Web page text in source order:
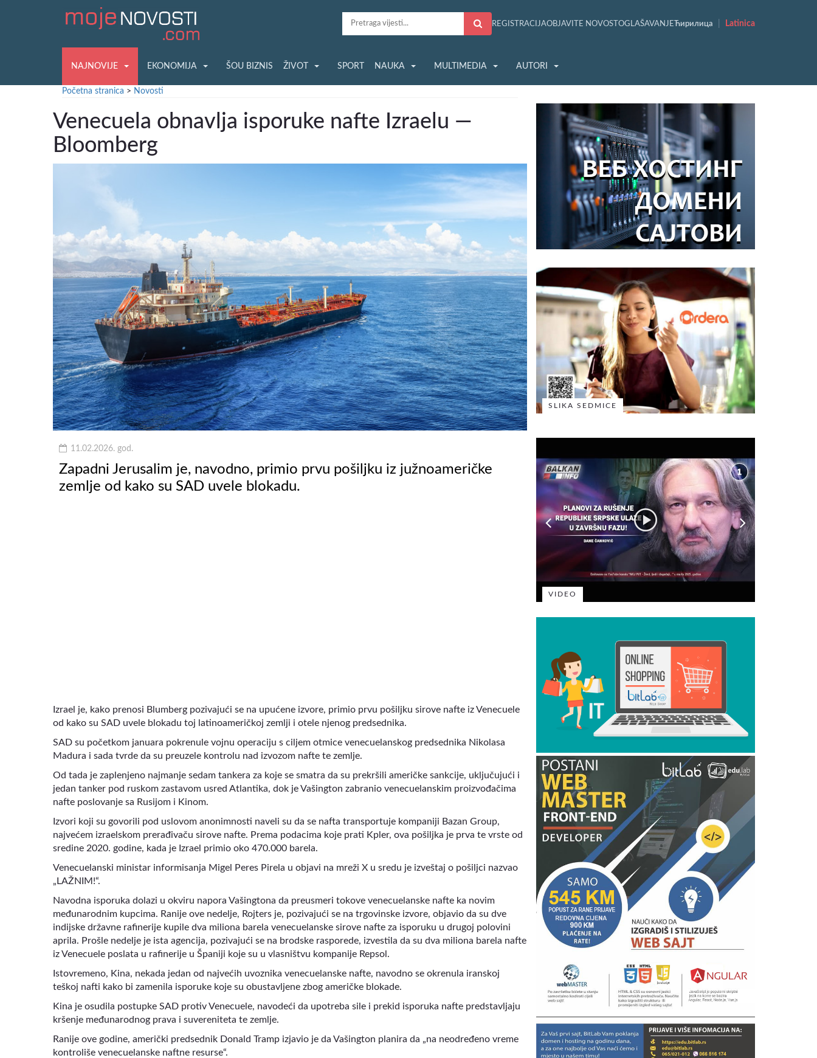
REGISTRACIJAOBJAVITE NOVOST OGLAŠAVANJE Ћирилица Latinica
NAJNOVIJE EKONOMIJA ŠOU BIZNIS ŽIVOT SPORT NAUKA MULTIMEDIA AUTORI
Početna stranica > Novosti
Venecuela obnavlja isporuke nafte Izraelu —
Bloomberg
11.02.2026. god.
Zapadni Jerusalim je, navodno, primio prvu pošiljku iz južnoameričke
zemlje od kako su SAD uvele blokadu.
Izrael je, kako prenosi Blumberg pozivajući se na upućene izvore, primio prvu pošiljku sirove nafte iz Venecuele
od kako su SAD uvele blokadu toj latinoameričkoj zemlji i otele njenog predsednika.
SAD su početkom januara pokrenule vojnu operaciju s ciljem otmice venecuelanskog predsednika Nikolasa
Madura i sada tvrde da su preuzele kontrolu nad izvozom nafte te zemlje.
Od tada je zaplenjeno najmanje sedam tankera za koje se smatra da su prekršili američke sankcije, uključujući i
jedan tanker pod ruskom zastavom usred Atlantika, dok je Vašington zabranio venecuelanskim proizvođačima
nafte poslovanje sa Rusijom i Kinom.
Izvori koji su govorili pod uslovom anonimnosti naveli su da se nafta transportuje kompaniji Bazan Group,
najvećem izraelskom prerađivaču sirove nafte. Prema podacima koje prati Kpler, ova pošiljka je prva te vrste od
sredine 2020. godine, kada je Izrael primio oko 470.000 barela.
Venecuelanski ministar informisanja Migel Peres Pirela u objavi na mreži X u sredu je izveštaj o pošiljci nazvao
„LAŽNIM!“.
Navodna isporuka dolazi u okviru napora Vašingtona da preusmeri tokove venecuelanske nafte ka novim
međunarodnim kupcima. Ranije ove nedelje, Rojters je, pozivajući se na trgovinske izvore, objavio da su dve
indijske državne rafinerije kupile dva miliona barela venecuelanske sirove nafte za isporuku u drugoj polovini
aprila. Prošle nedelje je ista agencija, pozivajući se na brodske rasporede, izvestila da su dva miliona barela nafte
iz Venecuele poslata u rafinerije u Španiji koje su u vlasništvu kompanije Repsol.
Istovremeno, Kina, nekada jedan od najvećih uvoznika venecuelanske nafte, navodno se okrenula iranskoj
teškoj nafti kako bi zamenila isporuke koje su obustavljene zbog američke blokade.
Kina je osudila postupke SAD protiv Venecuele, navodeći da upotreba sile i prekid isporuka nafte predstavljaju
kršenje međunarodnog prava i suvereniteta te zemlje.
Ranije ove godine, američki predsednik Donald Tramp izjavio je da Vašington planira da „na neodređeno vreme
kontroliše venecuelanske naftne resurse“.
SLIKA SEDMICE
VIDEO